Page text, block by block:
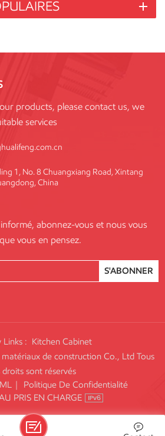
products, please contact us, we
services
1, No. 8 Chuangxiang Road, Xintang
China
abonnez-vous et nous vous
vous en pensez.
S'ABONNER
Links : Kitchen Cabinet
de construction Co., Ltd Tous
droits sont réservés
|
Politique De Confidentialité
PRIS EN CHARGE